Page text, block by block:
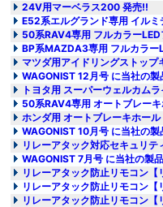
24V用マーベラス200 発売!!
E52系エルグランド専用 イル
50系RAV4専用 フルカラー
BP系MAZDA3専用 フルカラー
マツダ用アイドリングストッ
WAGONIST 12月号 に当社の
トヨタ用 スーパーウェルカム
50系RAV4専用 オートブレー
ホンダ用 オートブレーキホー
WAGONIST 10月号 に当社の
リレーアタック対応セキュリ
WAGONIST 7月号 に当社の製
リレーアタック防止リモコン
リレーアタック防止リモコン
リレーアタック防止リモコン